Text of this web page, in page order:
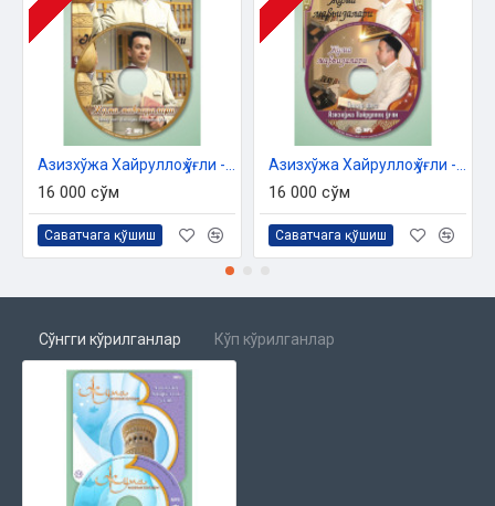
16 000 сўм
Саватчага қўшиш
16 000 сўм
Саватчага қўшиш
Сўнгги кўрилганлар Кўп кўрилганлар